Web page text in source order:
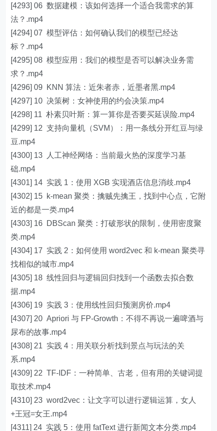
[4293] 06 数据建模：该如何选择一个适合我需求的算
法？.mp4
[4294] 07 模型评估：如何确认我们的模型已经达
标？.mp4
[4295] 08 模型应用：我们的模型是否可以解决业务需
求？.mp4
[4296] 09 KNN 算法：近朱者赤，近墨者黑.mp4
[4297] 10 决策树：女神使用的约会决策.mp4
[4298] 11 朴素贝叶斯：算一算你是否要买延误险.mp4
[4299] 12 支持向量机（SVM）：用一条线分开红豆与绿
豆.mp4
[4300] 13 人工神经网络：当前最火热的深度学习基
础.mp4
[4301] 14 实践 1：使用 XGB 实现酒店信息消歧.mp4
[4302] 15 k-mean 聚类：擒贼先擒王，找到中心点，它附
近的都是一类.mp4
[4303] 16 DBScan 聚类：打破形状的限制，使用密度聚
类.mp4
[4304] 17 实践 2：如何使用 word2vec 和 k-mean 聚类寻
找相似的城市.mp4
[4305] 18 线性回归与逻辑回归找到一个函数去拟合数
据.mp4
[4306] 19 实践 3：使用线性回归预测房价.mp4
[4307] 20 Apriori 与 FP-Growth：不得不再说一遍啤酒与
尿布的故事.mp4
[4308] 21 实践 4：用关联分析找到景点与玩法的关
系.mp4
[4309] 22 TF-IDF：一种简单、古老，但有用的关键词提
取技术.mp4
[4310] 23 word2vec：让文字可以进行逻辑运算，女人
+王冠=女王.mp4
[4311] 24 实践 5：使用 fatText 进行新闻文本分类.mp4